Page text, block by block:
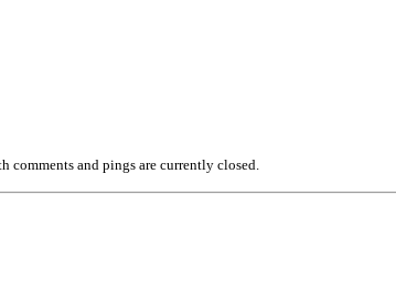
comments and pings are currently closed.